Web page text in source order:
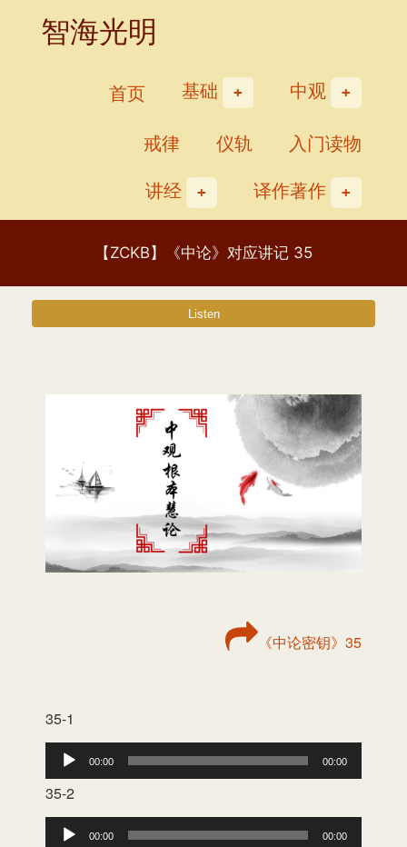
智海光明
首页 基础
中观
戒律
仪轨
入门读物
讲经
译作著作
【ZCKB】《中论》对应讲记 35
《中论密钥》35
35-1
频
播
00:00 00:00
35-2
00:00 00:00